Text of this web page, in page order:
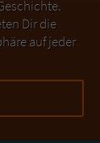
Dir die
auf jeder